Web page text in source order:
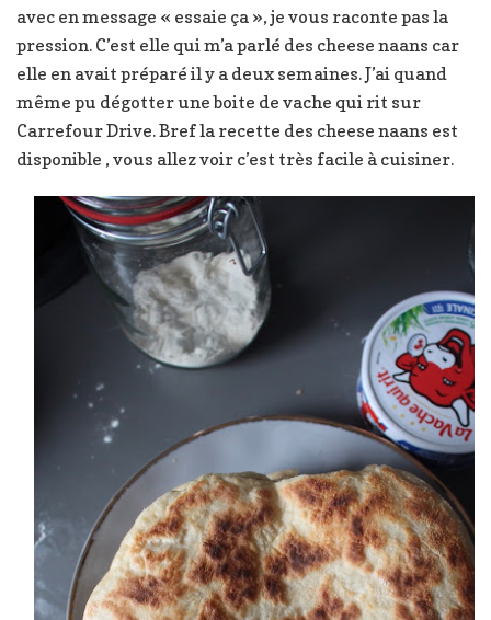
avec en message « essaie ça », je vous raconte pas la
pression. C’est elle qui m’a parlé des cheese naans car
elle en avait préparé il y a deux semaines. J’ai quand
même pu dégotter une boite de vache qui rit sur
Carrefour Drive. Bref la recette des cheese naans est
disponible , vous allez voir c’est très facile à cuisiner.